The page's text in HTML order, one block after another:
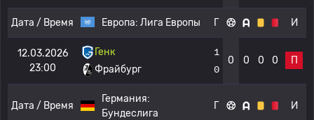
Дата / Время Европа: Лига Европы Г И
12.03.2026
23:00
Генк
Фрайбург
1
0
0 0 0 0 П
Дата / Время
Германия:
Бундеслига
Г И